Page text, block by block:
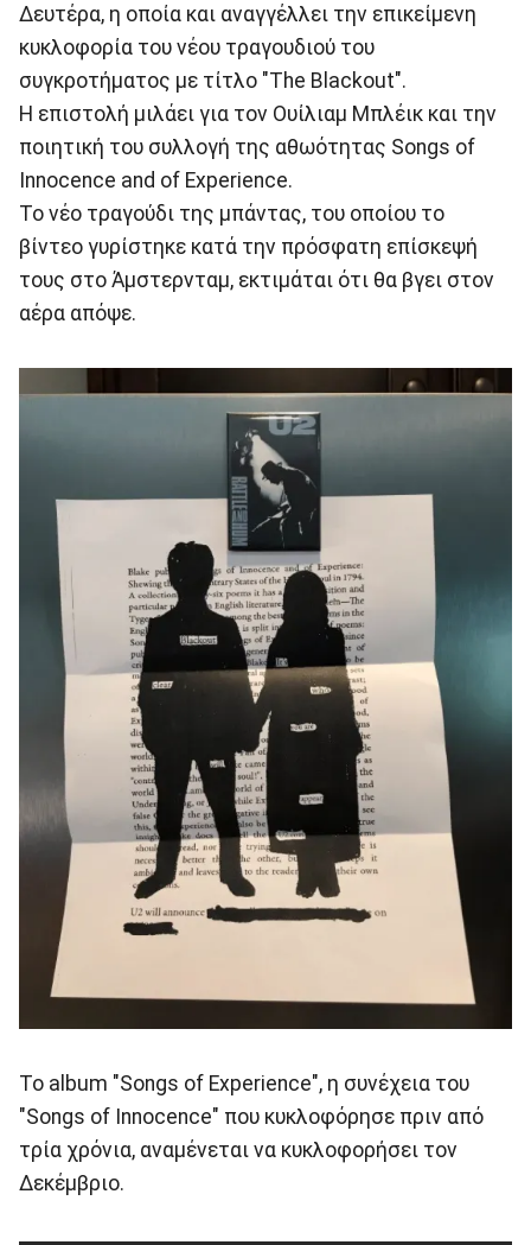
Δευτέρα, η οποία και αναγγέλλει την επικείμενη
κυκλοφορία του νέου τραγουδιού του
συγκροτήματος με τίτλο "The Blackout".
Η επιστολή μιλάει για τον Ουίλιαμ Μπλέικ και την
ποιητική του συλλογή της αθωότητας Songs of
Innocence and of Experience.
Το νέο τραγούδι της μπάντας, του οποίου το
βίντεο γυρίστηκε κατά την πρόσφατη επίσκεψή
τους στο Άμστερνταμ, εκτιμάται ότι θα βγει στον
αέρα απόψε.
Το album "Songs of Experience", η συνέχεια του
"Songs of Innocence" που κυκλοφόρησε πριν από
τρία χρόνια, αναμένεται να κυκλοφορήσει τον
Δεκέμβριο.